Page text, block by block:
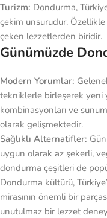
Turizm: Dondurma,
çekim unsurudur.
çeken lezzetlerden biridir.
Günümüzde
Modern Yorumlar:
tekniklerle birleşerek yeni
kombinasyonları ve
olarak gelişmektedir.
Sağlıklı Alternatifler:
uygun olarak az şekerli,
dondurma çeşitleri de
Dondurma kültürü,
mirasının önemli bir
unutulmaz bir lezzet